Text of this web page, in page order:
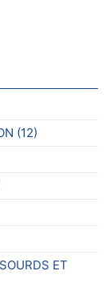
(12)
ET